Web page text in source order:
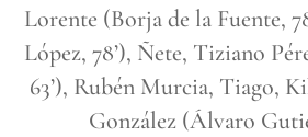
Lorente (Borja de la Fuente,
López, 78’), Ñete, Tiziano
63’), Rubén Murcia, Tiago,
González (Álvaro